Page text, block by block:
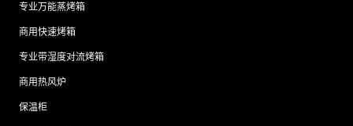
专业万能蒸烤箱
商用快速烤箱
专业带湿度对流烤箱
商用热风炉
保温柜